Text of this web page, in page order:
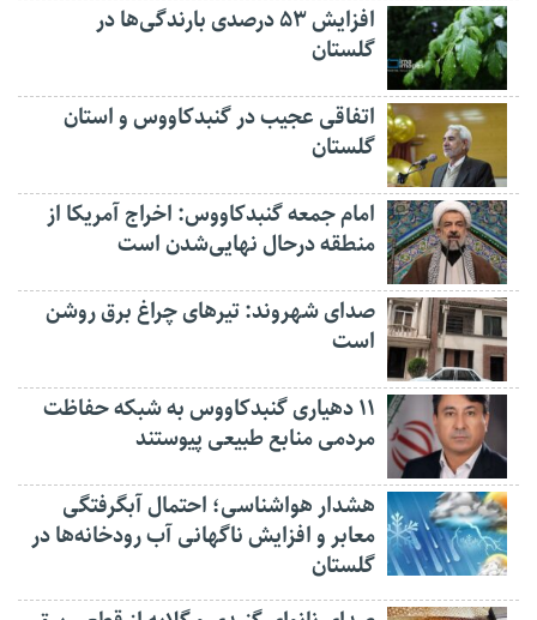
افزایش ۵۳ درصدی بارندگی‌ها در
گلستان
اتفاقی عجیب در‌ گنبدکاووس و استان
گلستان
امام جمعه گنبدکاووس: اخراج آمریکا از
منطقه درحال نهایی‌شدن است
صدای شهروند: تیرهای چراغ برق روشن
است
۱۱ دهیاری گنبدکاووس به شبکه حفاظت
مردمی منابع طبیعی پیوستند
هشدار هواشناسی؛ احتمال آبگرفتگی
معابر و افزایش ناگهانی آب رودخانه‌ها در
گلستان